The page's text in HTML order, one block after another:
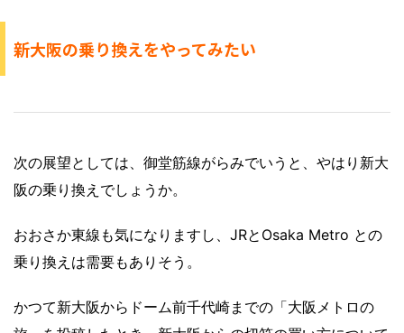
新大阪の乗り換えをやってみたい
次の展望としては、御堂筋線がらみでいうと、やはり新大
阪の乗り換えでしょうか。
おおさか東線も気になりますし、JRとOsaka Metro との
乗り換えは需要もありそう。
かつて新大阪からドーム前千代崎までの「大阪メトロの